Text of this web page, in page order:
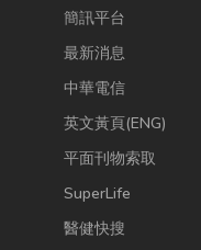
簡訊平台
最新消息
中華電信
英文黃頁(ENG)
平面刊物索取
SuperLife
醫健快搜